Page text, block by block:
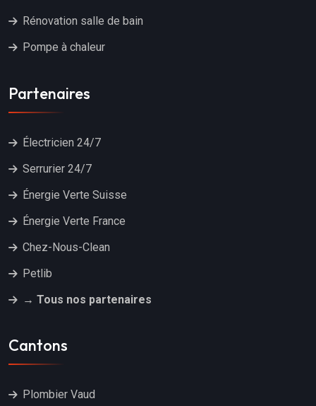
Rénovation salle de bain
Pompe à chaleur
Partenaires
Électricien 24/7
Serrurier 24/7
Énergie Verte Suisse
Énergie Verte France
Chez-Nous-Clean
Petlib
→ Tous nos partenaires
Cantons
Plombier Vaud